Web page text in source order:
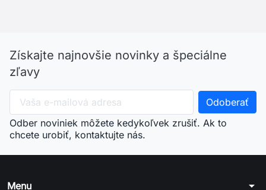
Získajte najnovšie novinky a špeciálne
zľavy
Odber noviniek môžete kedykoľvek zrušiť. Ak to
chcete urobiť, kontaktujte nás.
Menu arrow_drop_down